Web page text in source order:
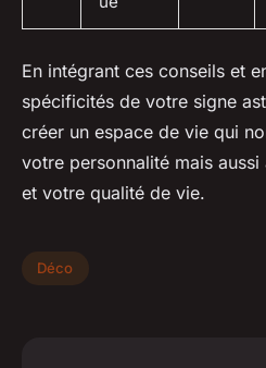
En intégrant ces conseils et
spécificités de votre signe
créer un espace de vie qui
votre personnalité mais
et votre qualité de vie.
Déco